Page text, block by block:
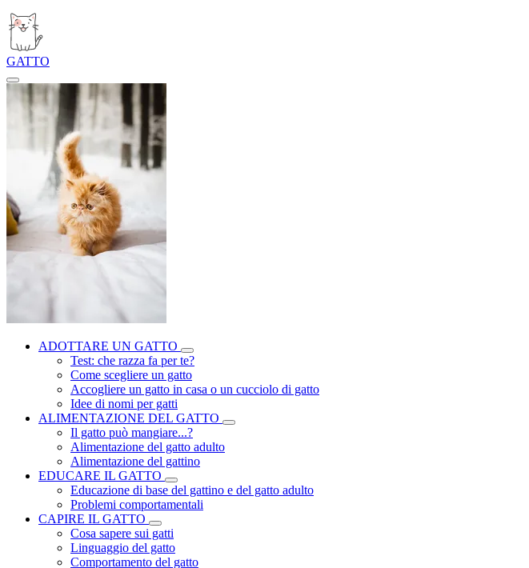
GATTO
ADOTTARE UN GATTO
Test: che razza fa per te?
Come scegliere un gatto
Accogliere un gatto in casa o un cucciolo di gatto
Idee di nomi per gatti
ALIMENTAZIONE DEL GATTO
Il gatto può mangiare...?
Alimentazione del gatto adulto
Alimentazione del gattino
EDUCARE IL GATTO
Educazione di base del gattino e del gatto adulto
Problemi comportamentali
CAPIRE IL GATTO
Cosa sapere sui gatti
Linguaggio del gatto
Comportamento del gatto